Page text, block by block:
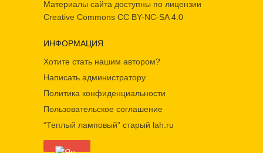
Материалы сайта доступны по лицензии
Creative Commons CC BY-NC-SA 4.0
ИНФОРМАЦИЯ
Хотите стать нашим автором?
Написать администратору
Политика конфиденциальности
Пользовательское соглашение
“Теплый ламповый” старый lah.ru